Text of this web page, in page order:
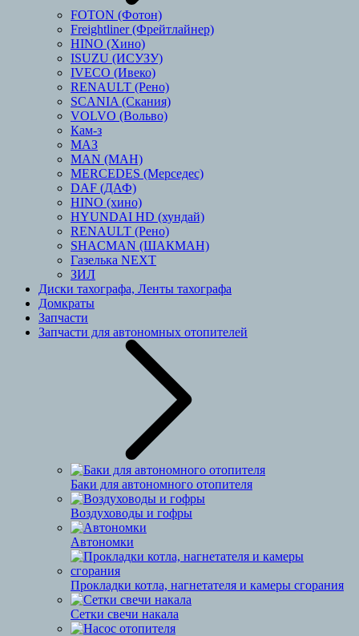
FOTON (Фотон)
Freightliner (Фрейтлайнер)
HINO (Хино)
ISUZU (ИСУЗУ)
IVECO (Ивеко)
RENAULT (Рено)
SCANIA (Скания)
VOLVO (Вольво)
Кам-з
МАЗ
MAN (МАН)
MERCEDES (Мерседес)
DAF (ДАФ)
HINO (хино)
HYUNDAI HD (хундай)
RENAULT (Рено)
SHACMAN (ШАКМАН)
Газелька NEXT
ЗИЛ
Диски тахографа, Ленты тахографа
Домкраты
Запчасти
Запчасти для автономных отопителей
Баки для автономного отопителя
Воздуховоды и гофры
Автономки
Прокладки котла, нагнетателя и камеры сгорания
Сетки свечи накала